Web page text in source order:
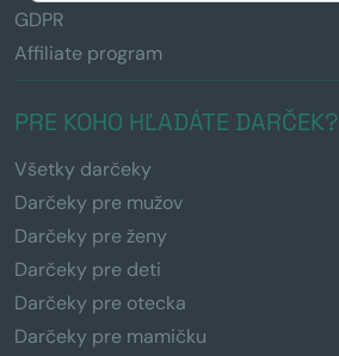
GDPR
Affiliate program
PRE KOHO HĽADÁTE DARČEK?
Všetky darčeky
Darčeky pre mužov
Darčeky pre ženy
Darčeky pre deti
Darčeky pre otecka
Darčeky pre mamičku